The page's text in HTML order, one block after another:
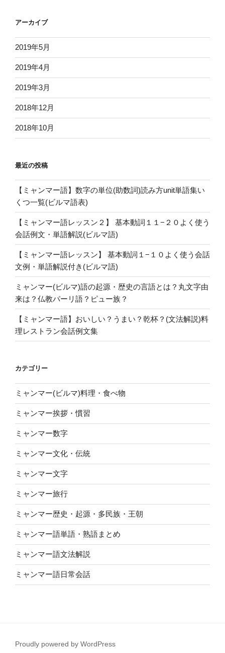
アーカイブ
2019年5月
2019年4月
2019年3月
2018年12月
2018年10月
最近の投稿
【ミャンマー語】数字の単位(助数詞)読み方unit単語集い
くつ一覧(ビルマ語表)
【ミャンマー語レッスン２】 基本動詞１１−２０よく使う
会話例文・単語解説(ビルマ語)
【ミャンマー語レッスン】 基本動詞１−１０よく使う会話
文例・単語解説付き(ビルマ語)
ミャンマー(ビルマ)語の起源・歴史の言語とは？丸文字由
来は？仏教パーリ語？ピュー族？
【ミャンマー語】おいしい？うまい？乾杯？(文法解説)料
理レストラン会話例文集
カテゴリー
ミャンマー(ビルマ)料理・食べ物
ミャンマー挨拶・慣習
ミャンマー数字
ミャンマー文化・伝統
ミャンマー文字
ミャンマー旅行
ミャンマー歴史・起源・多民族・王朝
ミャンマー語単語・熟語まとめ
ミャンマー語文法解説
ミャンマー語日常会話
Proudly powered by WordPress